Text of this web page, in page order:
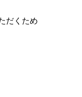
だくため